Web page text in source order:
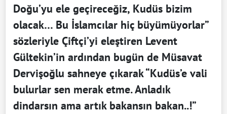
Doğu’yu ele geçireceğiz, Kudüs bizim
olacak… Bu İslamcılar hiç büyümüyorlar”
sözleriyle Çiftçi’yi eleştiren Levent
Gültekin’in ardından bugün de Müsavat
Dervişoğlu sahneye çıkarak “Kudüs’e vali
bulurlar sen merak etme. Anladık
dindarsın ama artık bakansın bakan..!”